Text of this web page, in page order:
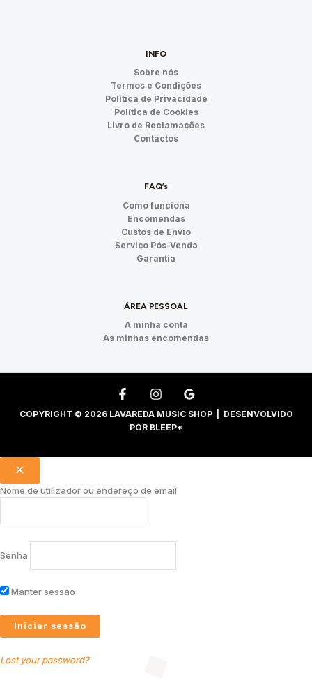
INFO
Sobre nós
Termos e Condições
Política de Privacidade
Política de Cookies
Livro de Reclamações
Contactos
FAQ’s
Como funciona
Encomendas
Custos de Envio
Serviço Pós-Venda
Garantia
ÁREA PESSOAL
A minha conta
As minhas encomendas
COPYRIGHT © 2026 LAVAREDA MUSIC SHOP | DESENVOLVIDO
POR BLEEP*
Nome de utilizador ou endereço de email
Senha
Manter sessão
Lost your password?